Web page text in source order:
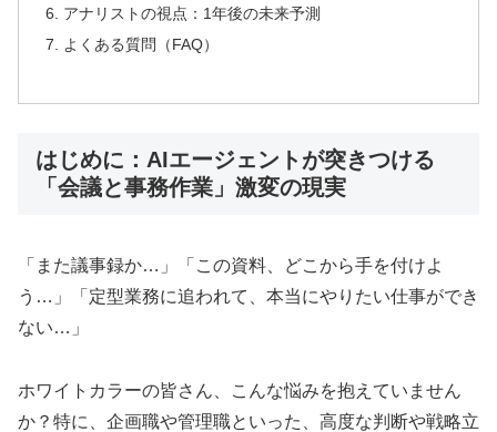
アナリストの視点：1年後の未来予測
よくある質問（FAQ）
はじめに：AIエージェントが突きつける
「会議と事務作業」激変の現実
「また議事録か…」「この資料、どこから手を付けよ
う…」「定型業務に追われて、本当にやりたい仕事ができ
ない…」
ホワイトカラーの皆さん、こんな悩みを抱えていません
か？特に、企画職や管理職といった、高度な判断や戦略立